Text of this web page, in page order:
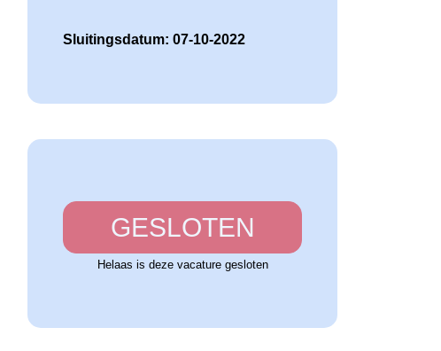
Sluitingsdatum: 07-10-2022
GESLOTEN
Helaas is deze vacature gesloten